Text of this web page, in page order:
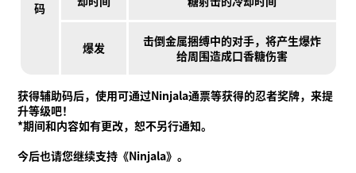
码
爆发
击倒金属捆缚中的对手，将产生爆炸
给周围造成口香糖伤害
获得辅助码后，使用可通过Ninjala通票等获得的忍者奖牌，来提
升等级吧！
*期间和内容如有更改，恕不另行通知。
今后也请您继续支持《Ninjala》。